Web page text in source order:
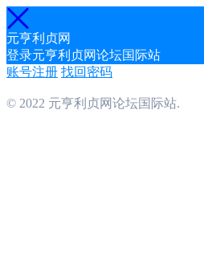
元亨利贞网
登录元亨利贞网论坛国际站
账号注册 找回密码
© 2022 元亨利贞网论坛国际站.